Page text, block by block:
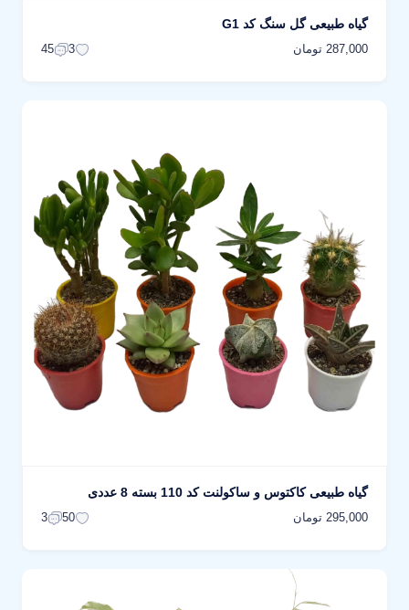
گیاه طبیعی گل سنگ کد G1
287,000 تومان 3
45
گیاه طبیعی کاکتوس و ساکولنت کد 110 بسته 8 عددی
295,000 تومان 50
3